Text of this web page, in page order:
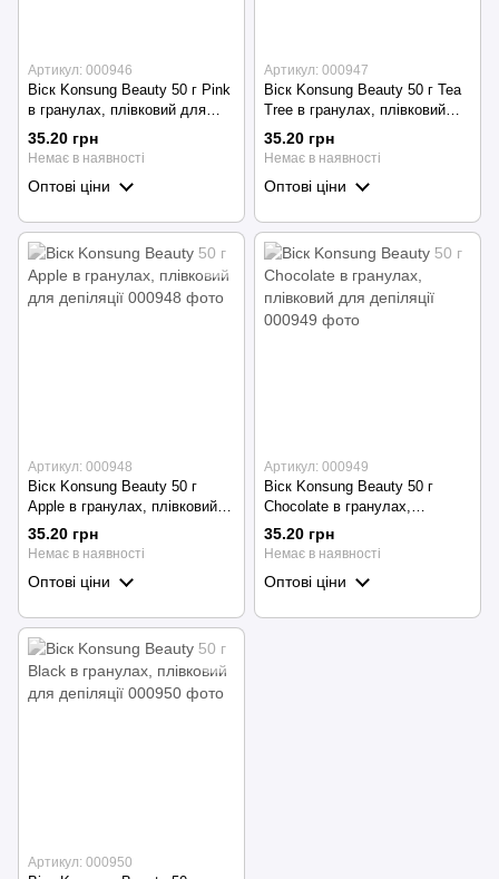
Артикул: 000946
Віск Konsung Beauty 50 г Pink
в гранулах, плівковий для
депіляції
35.20 грн
Немає в наявності
Оптові ціни
Артикул: 000947
Віск Konsung Beauty 50 г Tea
Tree в гранулах, плівковий
для депіляції
35.20 грн
Немає в наявності
Оптові ціни
Артикул: 000948
Віск Konsung Beauty 50 г
Apple в гранулах, плівковий
для депіляції
35.20 грн
Немає в наявності
Оптові ціни
Артикул: 000949
Віск Konsung Beauty 50 г
Chocolate в гранулах,
плівковий для депіляції
35.20 грн
Немає в наявності
Оптові ціни
Артикул: 000950